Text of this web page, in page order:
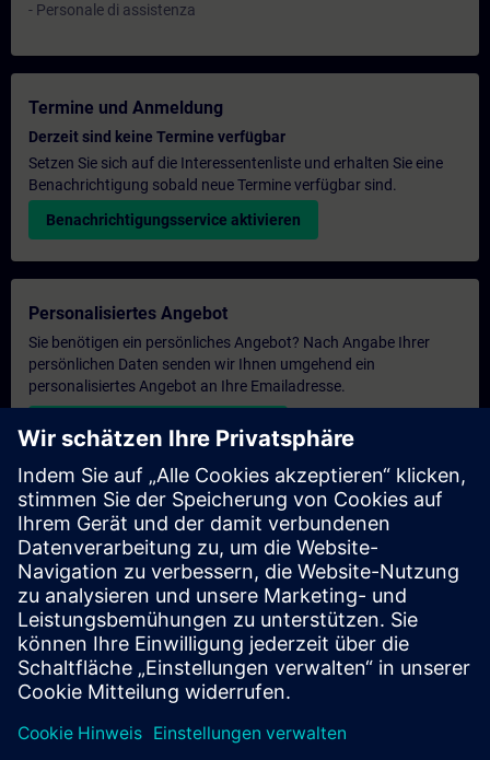
- Personale di assistenza
Termine und Anmeldung
Derzeit sind keine Termine verfügbar
Setzen Sie sich auf die Interessentenliste und erhalten Sie eine
Benachrichtigung sobald neue Termine verfügbar sind.
Benachrichtigungsservice aktivieren
Personalisiertes Angebot
Sie benötigen ein persönliches Angebot? Nach Angabe Ihrer
persönlichen Daten senden wir Ihnen umgehend ein
personalisiertes Angebot an Ihre Emailadresse.
Persönliches Angebot zusenden
Anfrage Exklusivtraining
Haben Sie Bedarf an einem höheren Schulungsangebot und
brauchen ein exklusives Training – entweder vor Ort bei Ihnen,
virtuell oder in einem SITRAIN Trainingscenter? Nachdem Sie
uns Ihre persönlichen Daten und Ihren Trainingsbedarf
übermittelt haben, bekommen Sie von uns ein Angebot für eine
exklusive Schulung.
Exklusives Angebot anfragen